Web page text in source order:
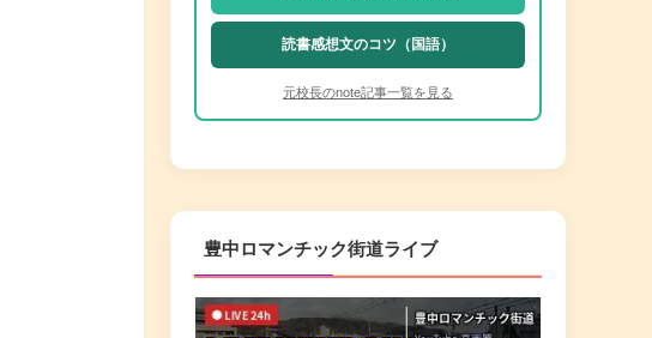
読書感想文のコツ（国語）
元校長のnote記事一覧を見る
豊中ロマンチック街道ライブ